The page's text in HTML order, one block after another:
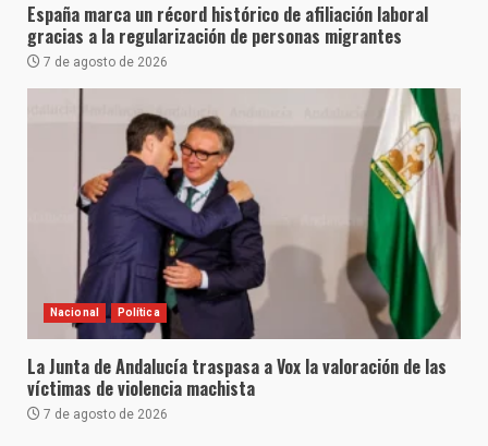
España marca un récord histórico de afiliación laboral
gracias a la regularización de personas migrantes
7 de agosto de 2026
Nacional Política
La Junta de Andalucía traspasa a Vox la valoración de las
víctimas de violencia machista
7 de agosto de 2026